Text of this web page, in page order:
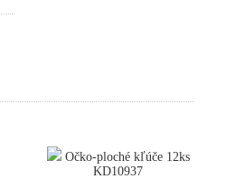
Očko-ploché kľúče 12ks
KD10937